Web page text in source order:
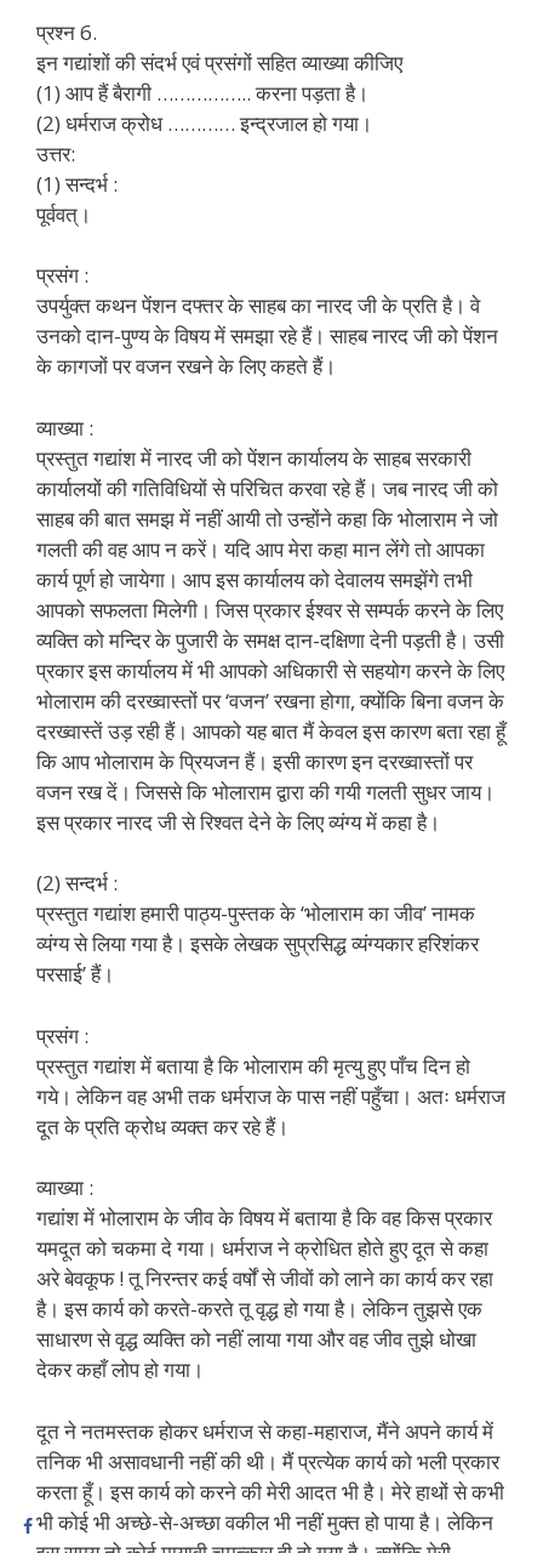
प्रश्न 6.
इन गद्यांशों की संदर्भ एवं प्रसंगों सहित व्याख्या कीजिए
(1) आप हैं बैरागी …………….. करना पड़ता है।
(2) धर्मराज क्रोध ………… इन्द्रजाल हो गया।
उत्तर:
(1) सन्दर्भ :
पूर्ववत्।
प्रसंग :
उपर्युक्त कथन पेंशन दफ्तर के साहब का नारद जी के प्रति है। वे
उनको दान-पुण्य के विषय में समझा रहे हैं। साहब नारद जी को पेंशन
के कागजों पर वजन रखने के लिए कहते हैं।
व्याख्या :
प्रस्तुत गद्यांश में नारद जी को पेंशन कार्यालय के साहब सरकारी
कार्यालयों की गतिविधियों से परिचित करवा रहे हैं। जब नारद जी को
साहब की बात समझ में नहीं आयी तो उन्होंने कहा कि भोलाराम ने जो
गलती की वह आप न करें। यदि आप मेरा कहा मान लेंगे तो आपका
कार्य पूर्ण हो जायेगा। आप इस कार्यालय को देवालय समझेंगे तभी
आपको सफलता मिलेगी। जिस प्रकार ईश्वर से सम्पर्क करने के लिए
व्यक्ति को मन्दिर के पुजारी के समक्ष दान-दक्षिणा देनी पड़ती है। उसी
प्रकार इस कार्यालय में भी आपको अधिकारी से सहयोग करने के लिए
भोलाराम की दरख्वास्तों पर ‘वजन’ रखना होगा, क्योंकि बिना वजन के
दरख्वास्तें उड़ रही हैं। आपको यह बात मैं केवल इस कारण बता रहा हूँ
कि आप भोलाराम के प्रियजन हैं। इसी कारण इन दरख्वास्तों पर
वजन रख दें। जिससे कि भोलाराम द्वारा की गयी गलती सुधर जाय।
इस प्रकार नारद जी से रिश्वत देने के लिए व्यंग्य में कहा है।
(2) सन्दर्भ :
प्रस्तुत गद्यांश हमारी पाठ्य-पुस्तक के ‘भोलाराम का जीव’ नामक
व्यंग्य से लिया गया है। इसके लेखक सुप्रसिद्ध व्यंग्यकार हरिशंकर
परसाई’ हैं।
प्रसंग :
प्रस्तुत गद्यांश में बताया है कि भोलाराम की मृत्यु हुए पाँच दिन हो
गये। लेकिन वह अभी तक धर्मराज के पास नहीं पहुँचा। अतः धर्मराज
दूत के प्रति क्रोध व्यक्त कर रहे हैं।
व्याख्या :
गद्यांश में भोलाराम के जीव के विषय में बताया है कि वह किस प्रकार
यमदूत को चकमा दे गया। धर्मराज ने क्रोधित होते हुए दूत से कहा
अरे बेवकूफ ! तू निरन्तर कई वर्षों से जीवों को लाने का कार्य कर रहा
है। इस कार्य को करते-करते तू वृद्ध हो गया है। लेकिन तुझसे एक
साधारण से वृद्ध व्यक्ति को नहीं लाया गया और वह जीव तुझे धोखा
देकर कहाँ लोप हो गया।
दूत ने नतमस्तक होकर धर्मराज से कहा-महाराज, मैंने अपने कार्य में
तनिक भी असावधानी नहीं की थी। मैं प्रत्येक कार्य को भली प्रकार
करता हूँ। इस कार्य को करने की मेरी आदत भी है। मेरे हाथों से कभी
भी कोई भी अच्छे-से-अच्छा वकील भी नहीं मुक्त हो पाया है। लेकिन